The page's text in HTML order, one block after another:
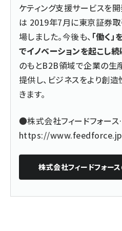
ケティング支援サービスを
は 2019年7月に東京証券
場しました。今後も、 「働く
でイノベーションを起こし
のもとB2B領域で企業の生
提供し、ビジネスをより創
きます。
●株式会社フィードフォー
https://
株式会社フィードフォース